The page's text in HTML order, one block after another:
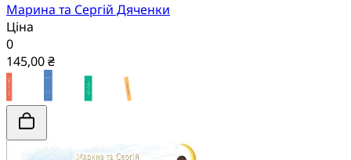
Марина та Сергій Дяченки
Ціна
0
145,00 ₴